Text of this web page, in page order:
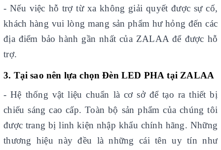
- Nếu việc hỗ trợ từ xa không giải quyết được sự cố,
khách hàng vui lòng mang sản phẩm hư hỏng đến các
địa điểm bảo hành gần nhất của ZALAA để được hỗ
trợ.
3. Tại sao nên lựa chọn Đèn LED PHA tại ZALAA
- Hệ thống vật liệu chuẩn là cơ sở để tạo ra thiết bị
chiếu sáng cao cấp. Toàn bộ sản phẩm của chúng tôi
được trang bị linh kiện nhập khẩu chính hãng. Những
thương hiệu này đều là những cái tên uy tín như